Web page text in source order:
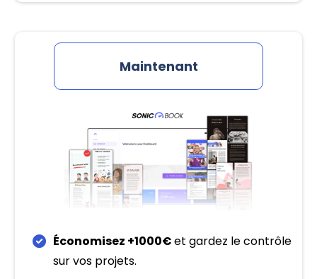
Maintenant
Économisez +1000€et gardez le contrôle
sur vos projets.